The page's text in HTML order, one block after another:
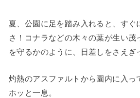
夏、公園に足を踏み入れると、すぐ
さ！コナラなどの木々の葉が生い茂
を守るかのように、日差しをさえぎ
灼熱のアスファルトから園内に入っ
ホッと一息。